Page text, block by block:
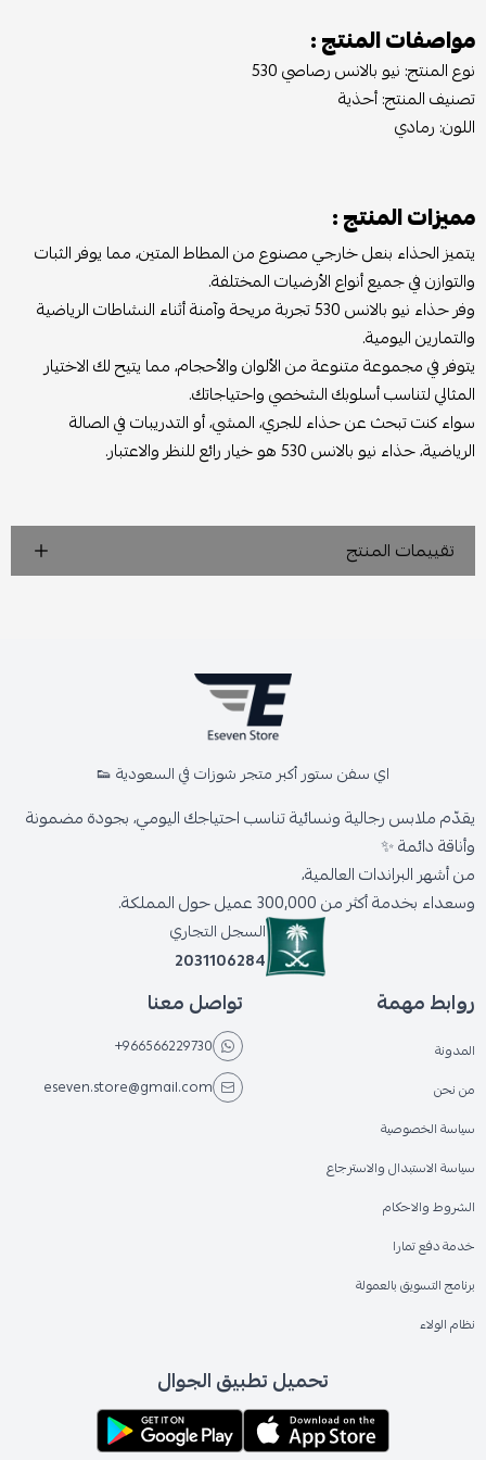
مواصفات المنتج :
نوع المنتج: نيو بالانس رصاصي 530
تصنيف المنتج: أحذية
اللون: رمادي
مميزات المنتج :
يتميز الحذاء بنعل خارجي مصنوع من المطاط المتين، مما يوفر الثبات
والتوازن في جميع أنواع الأرضيات المختلفة.
وفر حذاء نيو بالانس 530 تجربة مريحة وآمنة أثناء النشاطات الرياضية
والتمارين اليومية.
يتوفر في مجموعة متنوعة من الألوان والأحجام، مما يتيح لك الاختيار
المثالي لتناسب أسلوبك الشخصي واحتياجاتك.
سواء كنت تبحث عن حذاء للجري، المشي، أو التدريبات في الصالة
الرياضية، حذاء نيو بالانس 530 هو خيار رائع للنظر والاعتبار.
تقييمات المنتج
اي سفن ستور أكبر متجر شوزات في السعودية 👟
يقدّم ملابس رجالية ونسائية تناسب احتياجك اليومي، بجودة مضمونة
وأناقة دائمة ✨
من أشهر البراندات العالمية،
وسعداء بخدمة أكثر من 300,000 عميل حول المملكة.
السجل التجاري
2031106284
روابط مهمة
المدونة
من نحن
سياسة الخصوصية
سياسة الاستبدال والاسترجاع
الشروط والاحكام
خدمة دفع تمارا
برنامج التسويق بالعمولة
نظام الولاء
تواصل معنا
+966566229730
eseven.store@gmail.com
تحميل تطبيق الجوال